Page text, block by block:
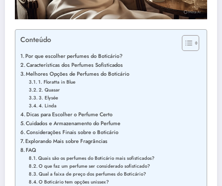
Conteúdo
Por que escolher perfumes do Boticário?
Características dos Perfumes Sofisticados
Melhores Opções de Perfumes do Boticário
1. Floratta in Blue
2. Quasar
3. Elysée
4. Linda
Dicas para Escolher o Perfume Certo
Cuidados e Armazenamento do Perfume
Considerações Finais sobre o Boticário
Explorando Mais sobre Fragrâncias
FAQ
Quais são os perfumes do Boticário mais sofisticados?
O que faz um perfume ser considerado sofisticado?
Qual a faixa de preço dos perfumes do Boticário?
O Boticário tem opções unissex?